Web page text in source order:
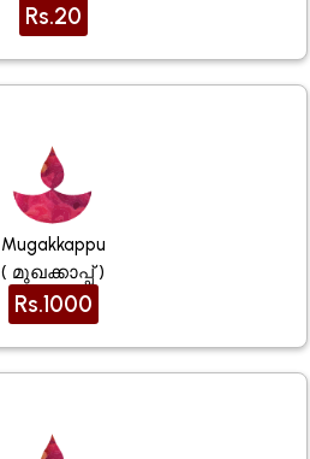
Rs.20
Mugakkappu
( മുഖക്കാപ്പ് )
Rs.1000